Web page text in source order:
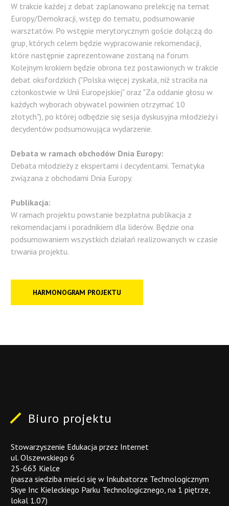
W trakcie każdej z debat zaplanowano prelekcję na temat
Europy/Demokracji, wstęp do tematu, podsumowanie
warsztatów. Po wstępie merytorycznym goście dołączą do
grup, których celem będzie wypracowanie rekomendacji,
które następnie zaprezentowane zostaną na forum.
Kolejnym krokiem będzie obrona tez postawionych w trakcie
debat oksfordzkich ("Polska więcej zyskała, niż straciła na
członkostwie w Unii Europejskiej" oraz "Za oddanie głosu w
każdych wyborach obywatel powinien otrzymać 10
złotych"), po której odbędzie się sesja dyskusyjna młodzieży i
decydentów podsumowująca wydarzenie.
Debata w ramach obchodów Dnia Europy:
Debata młodzieży z ekspertami i decydentami. Tematyka
związana z obchodami Dnia Europy.
Publikacja:
W ramach projektu powstanie bezpłatna publikacja z
rekomendacjami i poradnikiem dla liderów. Będzie ona
podsumowaniem wszystkich działań realizowanych w czasie
trwania projektu.
HARMONOGRAM PROJEKTU
Biuro projektu
Stowarzyszenie Edukacja przez Internet
ul. Olszewskiego 6
25-663 Kielce
(nasza siedziba mieści się w Inkubatorze Technologicznym
Skye Inc Kieleckiego Parku Technologicznego, na 1 piętrze,
lokal 1.07)